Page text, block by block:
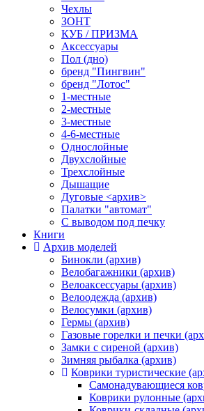
Чехлы
ЗОНТ
КУБ / ПРИЗМА
Аксессуары
Пол (дно)
бренд "Пингвин"
бренд "Лотос"
1-местные
2-местные
3-местные
4-6-местные
Однослойные
Двухслойные
Трехслойные
Дышащие
Дуговые <архив>
Палатки "автомат"
C выводом под печку
Книги
Архив моделей
Бинокли (архив)
Велобагажники (архив)
Велоаксессуары (архив)
Велоодежда (архив)
Велосумки (архив)
Гермы (архив)
Газовые горелки и печки
Замки с сиреной (архив)
Зимняя рыбалка (архив)
Коврики туристические
Самонадувающиеся
Коврики рулонные